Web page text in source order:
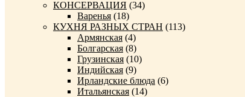
КОНСЕРВАЦИЯ (34)
Варенья (18)
КУХНЯ РАЗНЫХ СТРАН (113)
Армянская (4)
Болгарская (8)
Грузинская (10)
Индийская (9)
Ирландские блюда (6)
Итальянская (14)